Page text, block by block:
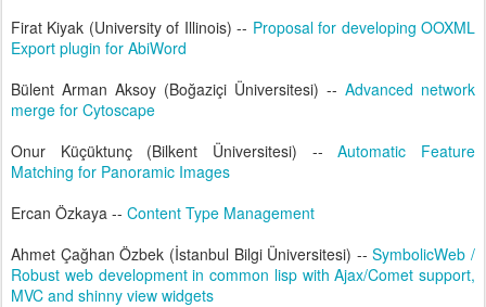
Firat Kiyak (University of Illinois) -- Proposal for developing OOXML
Export plugin for AbiWord
Bülent Arman Aksoy (Boğaziçi Üniversitesi) -- Advanced network
merge for Cytoscape
Onur Küçüktunç (Bilkent Üniversitesi) --Automatic Feature
Matching for Panoramic Images
Ercan Özkaya -- Content Type Management
Ahmet Çağhan Özbek (İstanbul Bilgi Üniversitesi) --SymbolicWeb /
Robust web development in common lisp with Ajax/Comet support,
MVC and shinny view widgets